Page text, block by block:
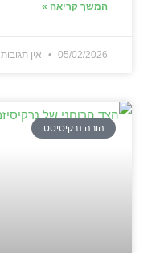
המשך קריאה »
05/02/2026 אין תגובות
הורה נרקיסיסט